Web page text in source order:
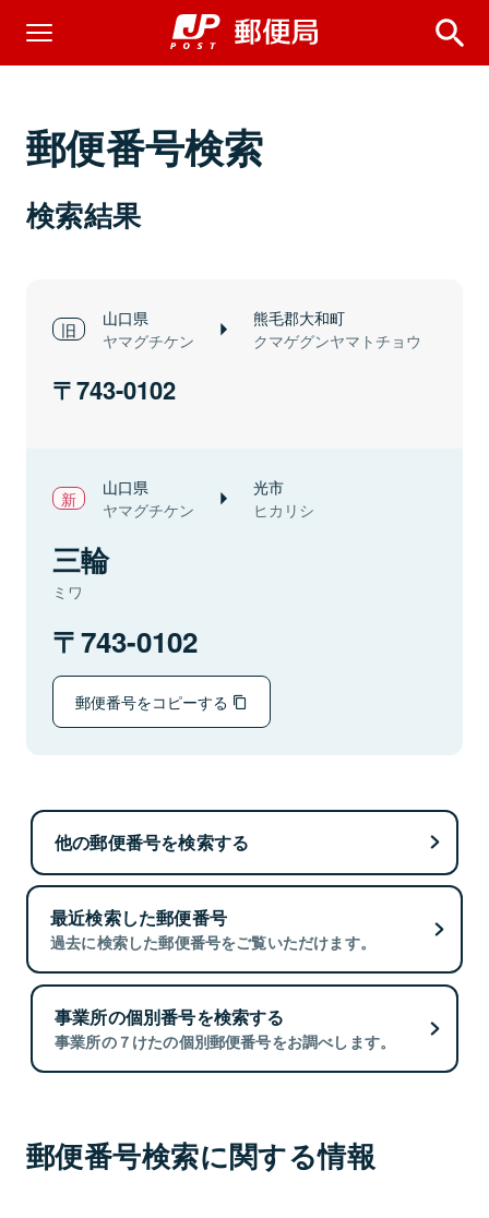
郵便番号検索
検索結果
山口県
ヤマグチケン
熊毛郡大和町
クマゲグンヤマトチョウ
743-0102
山口県
ヤマグチケン
光市
ヒカリシ
三輪
ミワ
743-0102
郵便番号をコピーする
他の郵便番号を検索する
最近検索した郵便番号
過去に検索した郵便番号をご覧いただけます。
事業所の個別番号を検索する
事業所の７けたの個別郵便番号をお調べします。
郵便番号検索に関する情報